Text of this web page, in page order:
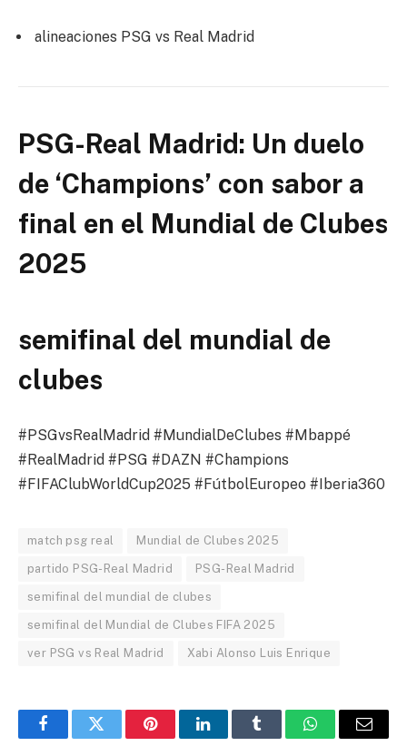
alineaciones PSG vs Real Madrid
PSG-Real Madrid: Un duelo
de ‘Champions’ con sabor a
final en el Mundial de Clubes
2025
semifinal del mundial de
clubes
#PSGvsRealMadrid #MundialDeClubes #Mbappé
#RealMadrid #PSG #DAZN #Champions
#FIFAClubWorldCup2025 #FútbolEuropeo #Iberia360
match psg real Mundial de Clubes 2025
partido PSG-Real Madrid PSG-Real Madrid
semifinal del mundial de clubes
semifinal del Mundial de Clubes FIFA 2025
ver PSG vs Real Madrid Xabi Alonso Luis Enrique
FacebookTwitter PinterestLinkedInTumblr WhatsAppEmail